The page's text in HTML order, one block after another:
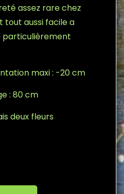
assez rare chez
tout aussi facile a
maxi : -20 cm
: 80 cm
deux fleurs